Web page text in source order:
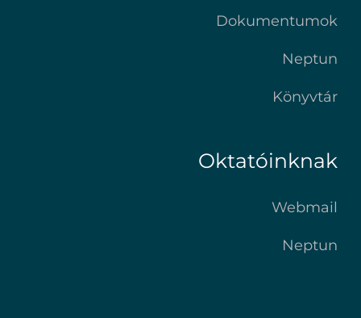
Dokumentumok
Neptun
Könyvtár
Oktatóinknak
Webmail
Neptun